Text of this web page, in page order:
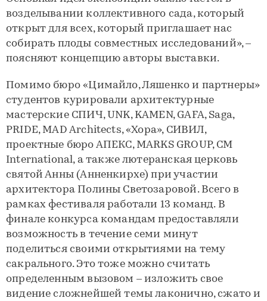
возделывании коллективного сада, который
открыт для всех, который приглашает нас
собирать плоды совместных исследований», –
поясняют концепцию авторы выставки.
Помимо бюро «Цимайло, Ляшенко и партнеры»
студентов курировали архитектурные
мастерские СПИЧ, UNK, KAMEN, GAFA, Saga,
PRIDE, MAD Architects, «Хора», СИВИЛ,
проектные бюро АПЕКС, MARKS GROUP, CM
International, а также лютеранская церковь
святой Анны (Анненкирхе) при участии
архитектора Полины Светозаровой. Всего в
рамках фестиваля работали 13 команд. В
финале конкурса командам предоставляли
возможность в течение семи минут
поделиться своими открытиями на тему
сакрального. Это тоже можно считать
определенным вызовом – изложить свое
видение сложнейшей темы лаконично, сжато и